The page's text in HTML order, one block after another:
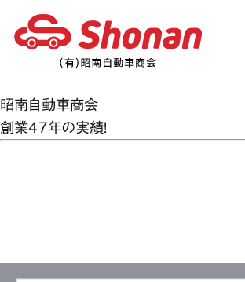
昭南自動車商会
創業47年の実績！